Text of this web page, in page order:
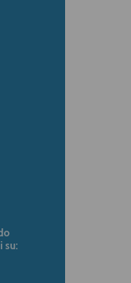
su: